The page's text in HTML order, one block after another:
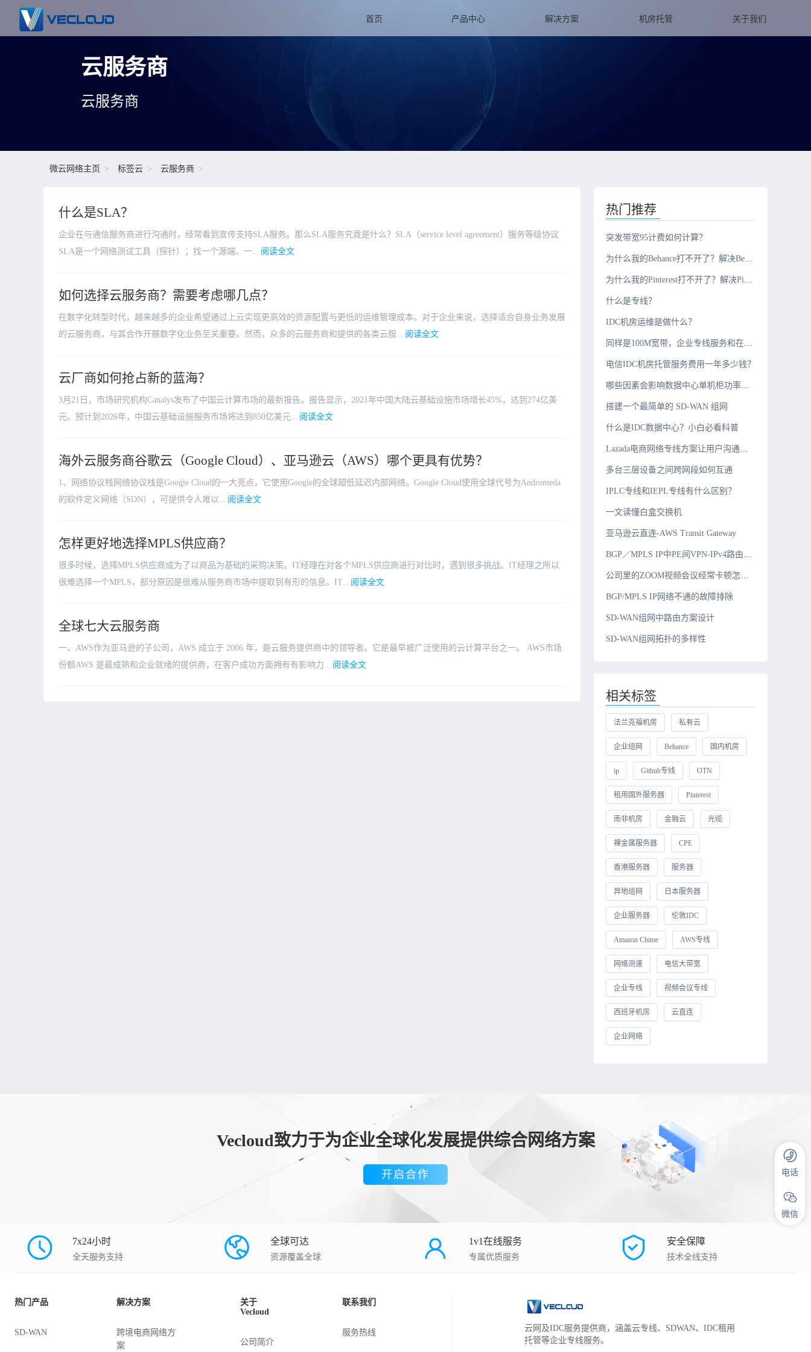
首页 产品中心 解决方案 机房托管 关于我们
云服务商
云服务商
微云网络主页 标签云 云服务商
什么是SLA？
企业在与通信服务商进行沟通时，经常看到宣传支持SLA服务。那么SLA服务究竟是什么？SLA（service level agreement）服务等级协议
SLA是一个网络测试工具（探针）；找一个源端、一... 阅读全文
如何选择云服务商？需要考虑哪几点？
在数字化转型时代，越来越多的企业希望通过上云实现更高效的资源配置与更低的运维管理成本。对于企业来说，选择适合自身业务发展
的云服务商，与其合作开展数字化业务至关重要。然而，众多的云服务商和提供的各类云服... 阅读全文
云厂商如何抢占新的蓝海？
3月21日，市场研究机构Canalys发布了中国云计算市场的最新报告。报告显示，2021年中国大陆云基础设施市场增长45%，达到274亿美
元。预计到2026年，中国云基础设施服务市场将达到850亿美元... 阅读全文
海外云服务商谷歌云（Google Cloud）、亚马逊云（AWS）哪个更具有优势？
1、网络协议栈网络协议栈是Google Cloud的一大亮点，它使用Google的全球超低延迟内部网络。Google Cloud使用全球代号为Andromeda
的软件定义网络（SDN），可提供令人难以... 阅读全文
怎样更好地选择MPLS供应商？
很多时候，选择MPLS供应商成为了以商品为基础的采购决策。IT经理在对各个MPLS供应商进行对比时，遇到很多挑战。IT经理之所以
很难选择一个MPLS，部分原因是很难从服务商市场中提取到有形的信息。IT... 阅读全文
全球七大云服务商
一、AWS作为亚马逊的子公司，AWS 成立于 2006 年，是云服务提供商中的领导者。它是最早被广泛使用的云计算平台之一。 AWS市场
份额AWS 是最成熟和企业就绪的提供商，在客户成功方面拥有有影响力... 阅读全文
热门推荐
突发带宽95计费如何计算？
为什么我的Behance打不开了？解决Behance不能访问问题
为什么我的Pinterest打不开了？解决Pinterest不能访问问题
什么是专线？
IDC机房运维是做什么？
同样是100M宽带，企业专线服务和在家里普通宽带有什么区别?
电信IDC机房托管服务费用一年多少钱？
哪些因素会影响数据中心单机柜功率密度？
搭建一个最简单的 SD-WAN 组网
什么是IDC数据中心？小白必看科普
​Lazada电商网络专线方案让用户沟通零距离
多台三层设备之间跨网段如何互通
IPLC专线和IEPL专线有什么区别？
​一文读懂白盒交换机
亚马逊云直连-AWS Transit Gateway
BGP／MPLS IP中PE间VPN-IPv4路由发布原理
公司里的ZOOM视频会议经常卡顿怎么解决？
BGP/MPLS IP网络不通的故障排除
SD-WAN组网中路由方案设计
SD-WAN组网拓扑的多样性
相关标签
法兰克福机房 私有云
企业组网 Behance 国内机房
ip Github专线 OTN
租用国外服务器 Pinterest
南非机房 金融云 光缆
裸金属服务器 CPE
香港服务器 服务器
异地组网 日本服务器
企业服务器 伦敦IDC
Amazon Chime AWS专线
网络测速 电信大带宽
企业专线 视频会议专线
西班牙机房 云直连
企业网络
Vecloud致力于为企业全球化发展提供综合网络方案
开启合作
7x24小时
全天服务支持
全球可达
资源覆盖全球
1v1在线服务
专属优质服务
安全保障
技术全线支持
热门产品
SD-WAN
解决方案
跨境电商网络方
案
关于
Vecloud
公司简介
联系我们
服务热线
云网及IDC服务提供商，涵盖云专线、SDWAN、IDC租用
托管等企业专线服务。
电话
微信